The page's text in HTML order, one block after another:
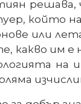
който
или
какво им